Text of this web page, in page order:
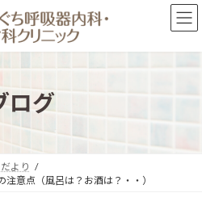
ログ
より
意点（風呂は？お酒は？・・）